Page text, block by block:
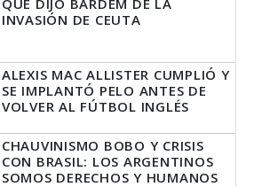
TIENE QUE HACER"
QUÉ DIJO BARDEM DE LA
INVASIÓN DE CEUTA
ALEXIS MAC ALLISTER CUMPLIÓ Y
SE IMPLANTÓ PELO ANTES DE
VOLVER AL FÚTBOL INGLÉS
CHAUVINISMO BOBO Y CRISIS
CON BRASIL: LOS ARGENTINOS
SOMOS DERECHOS Y HUMANOS